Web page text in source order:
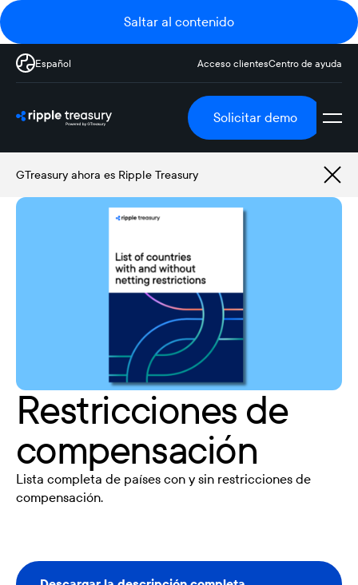
Saltar al contenido
Español Acceso clientesCentro de ayuda
Solicitar demo
GTreasury ahora es Ripple Treasury
Restricciones de
compensación
Lista completa de países con y sin restricciones de
compensación.